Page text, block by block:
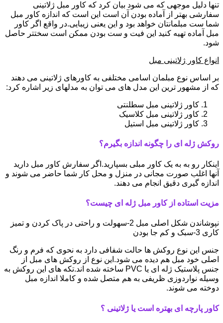
تنها دلیل موجهی که می شود بیان کرد که کاور مبل ژلاتینی
سفارشی بهتر از آماده بودن آن است این است که اندازه کاور مبل
شما ست مبلمانتان خواهد بود و این یعنی زیبایی.در واقع اگر کاور
مبل آماده تهیه کنید این فیت و ست بودن ممکن است سختتر حاصل
شود.
انواع کاور ژلاتینی مبل
بر اساس نوع مبلمان اسامی مختلفی به کاورهای ژلاتینی می دهند
که از مشهور ترین این مدل های می توان به مدلهای زیر اشاره کرد:
کاور ژلاتینی مبل سطلنتی
کاور ژلاتینی مبل کلاسیک
کاور ژلاتینی مبل استیل
روکش ژله ای را چگونه اندازه بگیرم؟
اینکار رو به به یک کاور مبلی بسپارید.اگر سفارش کاور مبل دارید
آنها اغلب صورت مجانی در منزل و محل کار شما حاضر می شوند و
اندازه گیری دقیق انجام می دهند.
مزیت استاده از کاور مبل ژله ای چیست؟
نپوشاندن شکل اصلی مبل 2-سهولت و راحتی در پاک کردن و تمیز
کاری 3-سبک و کم جا بودن
جنس این نوع روکش ها حالت شفافی دارد به نحوی که فرم و رنگ
اصلی خود مبل هم دیده می شود.این نوع از روکش های مبل از
جنس پلاستیک ژله ای یا PVC ساخته شده اند.تکه های این روکش به
وسیله نواردوزی ظریفی به هم متصل شده و کاملا اندازه مبل
دوخته می شوند.
کاور پارچه ای بهتره است یا ژلاتینی ؟